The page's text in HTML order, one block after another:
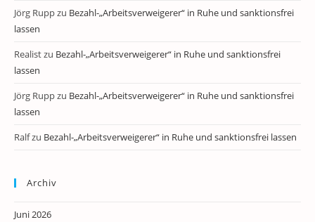
Jörg Ruppzu Bezahl-„Arbeitsverweigerer“ in Ruhe und sanktionsfrei
lassen
Realistzu Bezahl-„Arbeitsverweigerer“ in Ruhe und sanktionsfrei
lassen
Jörg Ruppzu Bezahl-„Arbeitsverweigerer“ in Ruhe und sanktionsfrei
lassen
Ralfzu Bezahl-„Arbeitsverweigerer“ in Ruhe und sanktionsfrei lassen
Archiv
Juni 2026